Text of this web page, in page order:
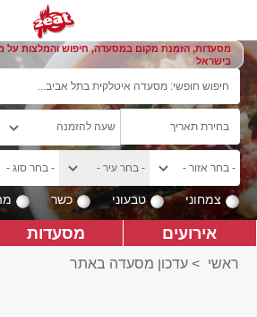
מסעדות, הזמנת מקום במסעדה, חיפוש והמלצות על
בישראל
צמחוני טבעוני כשר
אירועים מסעדות
ראשי > עדכון מסעדה באתר